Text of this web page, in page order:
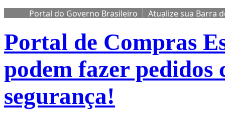
Portal do Governo Brasileiro Atualize sua Barra
Portal de Compras
podem fazer pedidos
segurança!